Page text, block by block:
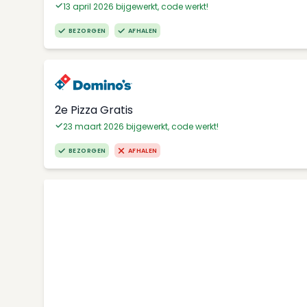
13 april 2026 bijgewerkt, code werkt!
BEZORGEN AFHALEN
2e Pizza Gratis
23 maart 2026 bijgewerkt, code werkt!
BEZORGEN AFHALEN